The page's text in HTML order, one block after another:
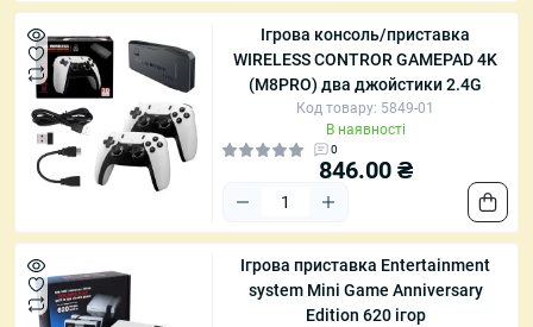
Ігрова консоль/приставка
WIRELESS CONTROR GAMEPAD 4K
(M8PRO) два джойстики 2.4G
Код товару: 5849-01
В наявності
0
846.00 ₴
Ігрова приставка Entertainment
system Mini Game Anniversary
Edition 620 ігор